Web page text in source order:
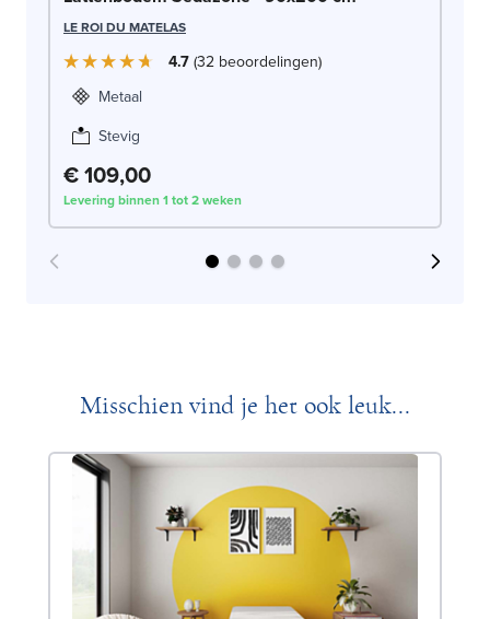
LE ROI DU MATELAS
4.7 32 beoordelingen
Metaal
Stevig
€ 109,00
Levering binnen 1 tot 2 weken
Misschien vind je het ook leuk...